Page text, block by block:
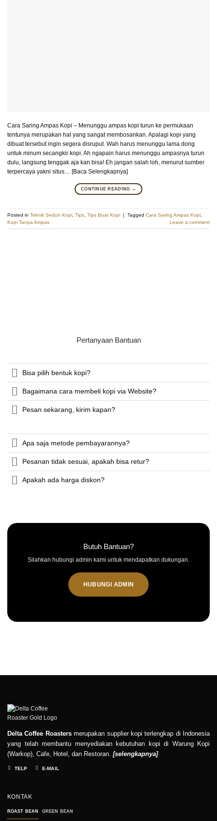
Cara Saring Ampas Kopi – Menunggu ampas kopi turun ke permukaan
tentunya merupakan hal yang sangat membosankan. Apalagi kopi yang
dibuat tersebut ingin segera disruput. Wah harus menunggu lama dong
untuk minum secangkir kopi. Ah ngapain harus menunggu ampasnya turun
dulu, langsung tenggak aja kan bisa! Eh jangan salah loh, menurut sumber
terpercaya yakni situs… [Baca Selengkapnya]
CONTINUE READING →
Posted in Teknik Seduh Kopi Tips Tips Buat Kopi | Tagged Cara Saring Ampas Kopi
Kopi Tanpa Ampas
Leave a comment
Pertanyaan Bantuan
Bisa pilih bentuk kopi?
Bagaimana cara membeli kopi via Website?
Pesan sekarang, kirim kapan?
Apa saja metode pembayarannya?
Pesanan tidak sesuai, apakah bisa retur?
Apakah ada harga diskon?
Butuh Bantuan?
Silahkan hubungi admin kami untuk mendapatkan dukungan.
HUBUNGI ADMIN
Delta Coffee Roastersmerupakan supplier kopi terlengkap di Indonesia
yang telah membantu menyediakan kebutuhan kopi di Warung Kopi
(Warkop), Cafe, Hotel, dan Restoran. [selengkapnya]
TELP E-MAIL
KONTAK
ROAST BEAN GREEN BEAN